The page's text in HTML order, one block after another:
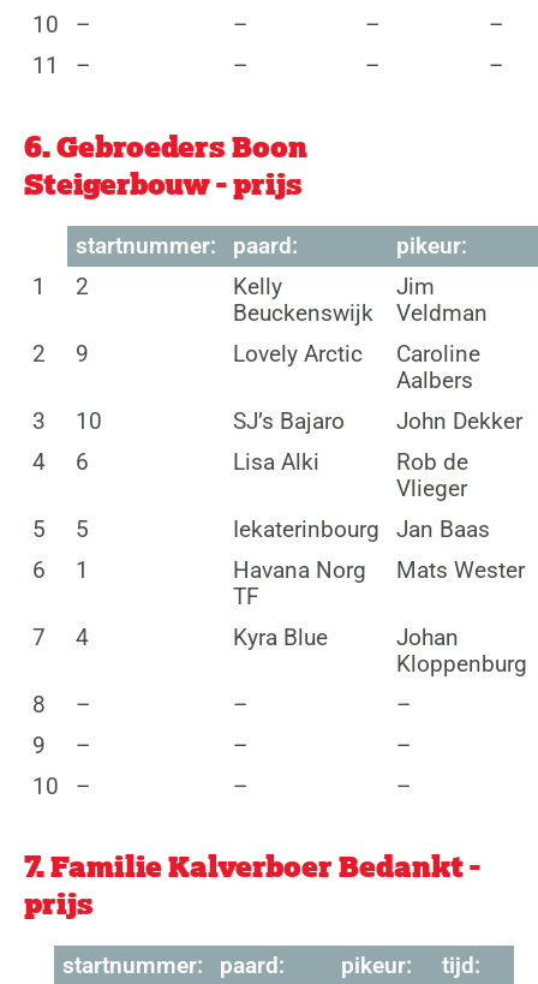
10
– – –
–
11
– – – –
6. Gebroeders Boon
Steigerbouw - prijs
startnummer: paard:
pikeur:
1
2
Kelly
Beuckenswijk
Jim
Veldman
2
9 Lovely Arctic
Caroline
Aalbers
3
10 SJ’s Bajaro
John Dekker
4
6 Lisa Alki
Rob de
Vlieger
5
5 Iekaterinbourg
Jan Baas
6
1
Havana Norg
TF
Mats Wester
7 4 Kyra Blue
Johan
Kloppenburg
8
– –
–
9
– –
–
10
– – –
7. Familie Kalverboer Bedankt -
prijs
startnummer: paard: pikeur:
tijd: